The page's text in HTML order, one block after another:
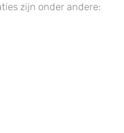
zijn onder andere: